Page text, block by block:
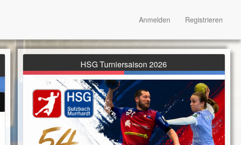
HSG Turniersaison 2026
Anmelden Registrieren